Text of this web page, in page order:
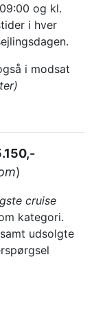
og kl.
i hver
i modsat
)
cruise
kategori.
udsolgte